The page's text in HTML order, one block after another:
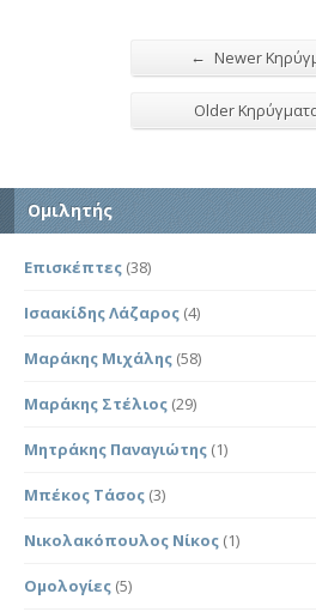
← Newer
Older
Ομιλητής
Επισκέπτες (38)
Ισαακίδης Λάζαρος (4)
Μαράκης Μιχάλης (58)
Μαράκης Στέλιος (29)
Μητράκης Παναγιώτης (1)
Μπέκος Τάσος (3)
Νικολακόπουλος Νίκος (1)
Ομολογίες (5)